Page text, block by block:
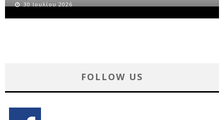
30 Ιουλίου 2026
FOLLOW US